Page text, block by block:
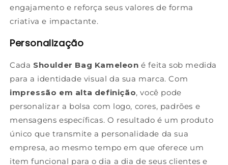
engajamento e reforça seus valores de forma
criativa e impactante.
Personalização
Cada Shoulder Bag Kameleon é feita sob medida
para a identidade visual da sua marca. Com
impressão em alta definição, você pode
personalizar a bolsa com logo, cores, padrões e
mensagens específicas. O resultado é um produto
único que transmite a personalidade da sua
empresa, ao mesmo tempo em que oferece um
item funcional para o dia a dia de seus clientes e